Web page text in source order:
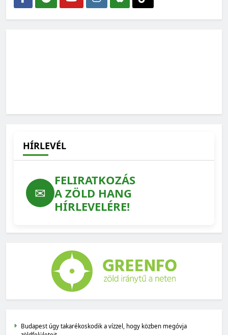
2026-08-05
HÍRLEVÉL
✉
FELIRATKOZÁS
A ZÖLD HANG
HÍRLEVELÉRE!
Budapest úgy takarékoskodik a vízzel, hogy közben megóvja